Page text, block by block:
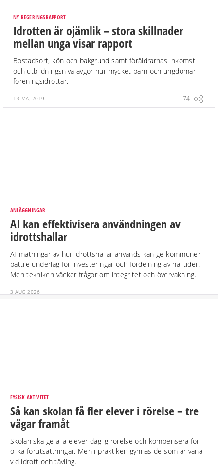
NY REGERINGSRAPPORT
Idrotten är ojämlik – stora skillnader
mellan unga visar rapport
Bostadsort, kön och bakgrund samt föräldrarnas inkomst
och utbildningsnivå avgör hur mycket barn och ungdomar
föreningsidrottar.
13 MAJ 2019 74
ANLÄGGNINGAR
AI kan effektivisera användningen av
idrottshallar
AI-mätningar av hur idrottshallar används kan ge kommuner
bättre underlag för investeringar och fördelning av halltider.
Men tekniken väcker frågor om integritet och övervakning.
3 AUG 2026
FYSISK AKTIVITET
Så kan skolan få fler elever i rörelse – tre
vägar framåt
Skolan ska ge alla elever daglig rörelse och kompensera för
olika förutsättningar. Men i praktiken gynnas de som är vana
vid idrott och tävling.